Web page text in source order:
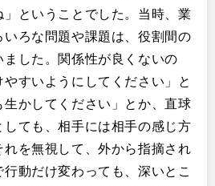
ということでした。当時、業
ろな問題や課題は、役割間の
した。関係性が良くないの
すいようにしてください」と
かしてください」とか、直球
ても、相手には相手の感じ方
を無視して、外から指摘され
動だけ変わっても、深いとこ